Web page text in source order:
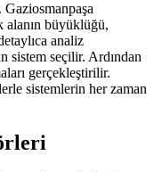
alanın büyüklüğü,
analiz
sistem seçilir. Ardından
gerçekleştirilir.
sistemlerin her zaman